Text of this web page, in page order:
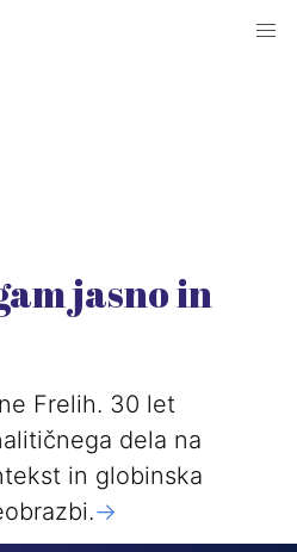
jasno in
Frelih. 30 let
dela na
in globinska
->